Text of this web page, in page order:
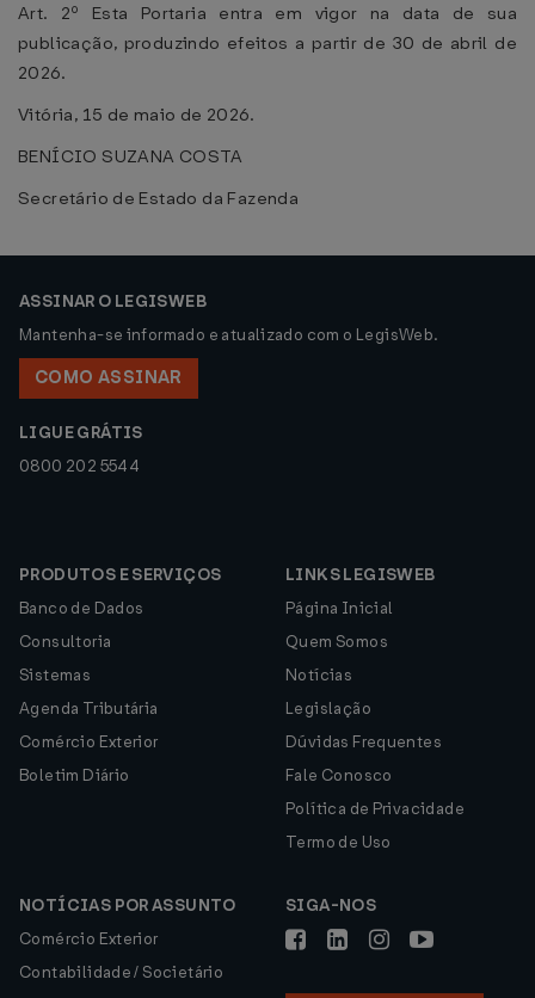
Art. 2º Esta Portaria entra em vigor na data de sua
publicação, produzindo efeitos a partir de 30 de abril de
2026.
Vitória, 15 de maio de 2026.
BENÍCIO SUZANA COSTA
Secretário de Estado da Fazenda
ASSINAR O LEGISWEB
Mantenha-se informado e atualizado com o LegisWeb.
COMO ASSINAR
LIGUE GRÁTIS
0800 202 5544
PRODUTOS E SERVIÇOS
Banco de Dados
Consultoria
Sistemas
Agenda Tributária
Comércio Exterior
Boletim Diário
LINKS LEGISWEB
Página Inicial
Quem Somos
Notícias
Legislação
Dúvidas Frequentes
Fale Conosco
Política de Privacidade
Termo de Uso
NOTÍCIAS POR ASSUNTO
Comércio Exterior
Contabilidade / Societário
SIGA-NOS